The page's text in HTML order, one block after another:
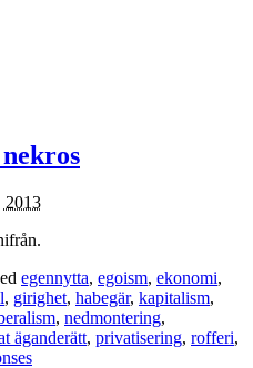
2013
egennytta, egoism, ekonomi,
, girighet, habegär, kapitalism,
, nedmontering,
äganderätt, privatisering, rofferi,